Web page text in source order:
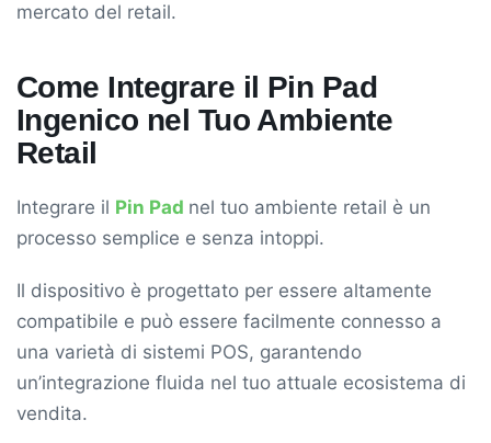
mercato del retail.
Come Integrare il Pin Pad
Ingenico nel Tuo Ambiente
Retail
Integrare il Pin Pad nel tuo ambiente retail è un
processo semplice e senza intoppi.
Il dispositivo è progettato per essere altamente
compatibile e può essere facilmente connesso a
una varietà di sistemi POS, garantendo
un’integrazione fluida nel tuo attuale ecosistema di
vendita.